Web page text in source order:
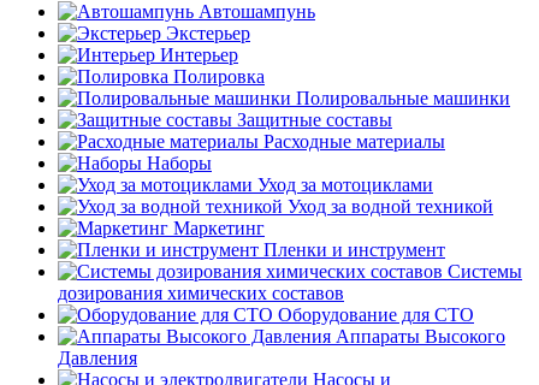
Автошампунь
Экстерьер
Интерьер
Полировка
Полировальные машинки
Защитные составы
Расходные материалы
Наборы
Уход за мотоциклами
Уход за водной техникой
Маркетинг
Пленки и инструмент
Системы
дозирования химических составов
Оборудование для СТО
Аппараты Высокого
Давления
Насосы и